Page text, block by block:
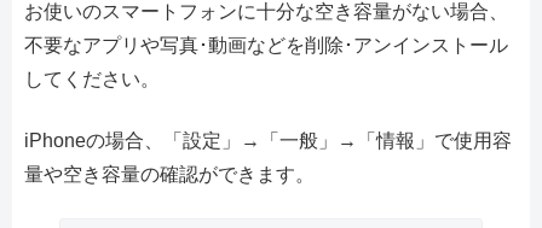
お使いのスマートフォンに十分な空き容量がない場合、
不要なアプリや写真･動画などを削除･アンインストール
してください。
iPhoneの場合、「設定」→「一般」→「情報」で使用容
量や空き容量の確認ができます。